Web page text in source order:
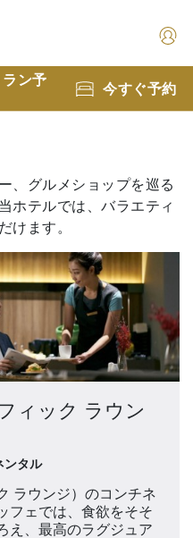
ラン予
今すぐ予約
、グルメショップを巡る
ホテルでは、バラエティ
けます。
ィック ラウン
ンタル
ラウンジ）のコンチネ
フェでは、食欲をそそ
え、最高のラグジュア